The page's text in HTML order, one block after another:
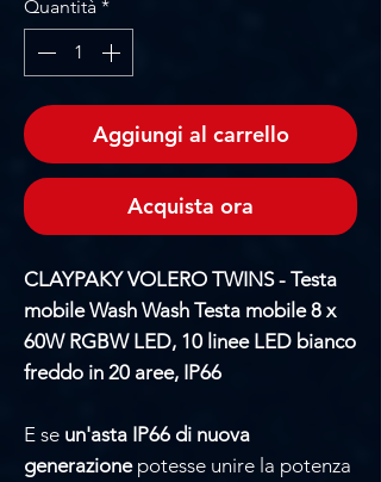
Quantità *
Aggiungi al carrello
Acquista ora
CLAYPAKY VOLERO TWINS - Testa
mobile Wash Wash Testa mobile 8 x
60W RGBW LED, 10 linee LED bianco
freddo in 20 aree, IP66
E se un'asta IP66 di nuova
generazionepotesse unire la potenza